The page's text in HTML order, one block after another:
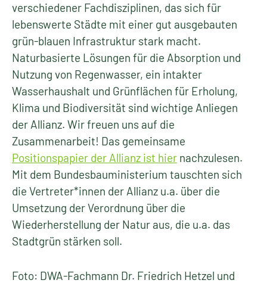
verschiedener Fachdisziplinen, das sich für
lebenswerte Städte mit einer gut ausgebauten
grün-blauen Infrastruktur stark macht.
Naturbasierte Lösungen für die Absorption und
Nutzung von Regenwasser, ein intakter
Wasserhaushalt und Grünflächen für Erholung,
Klima und Biodiversität sind wichtige Anliegen
der Allianz. Wir freuen uns auf die
Zusammenarbeit! Das gemeinsame
Positionspapier der Allianz ist hier nachzulesen.
Mit dem Bundesbauministerium tauschten sich
die Vertreter*innen der Allianz u.a. über die
Umsetzung der Verordnung über die
Wiederherstellung der Natur aus, die u.a. das
Stadtgrün stärken soll.
Foto: DWA-Fachmann Dr. Friedrich Hetzel und